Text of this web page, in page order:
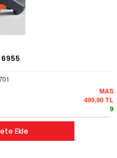
MAS
499,90 TL
9
Ekle